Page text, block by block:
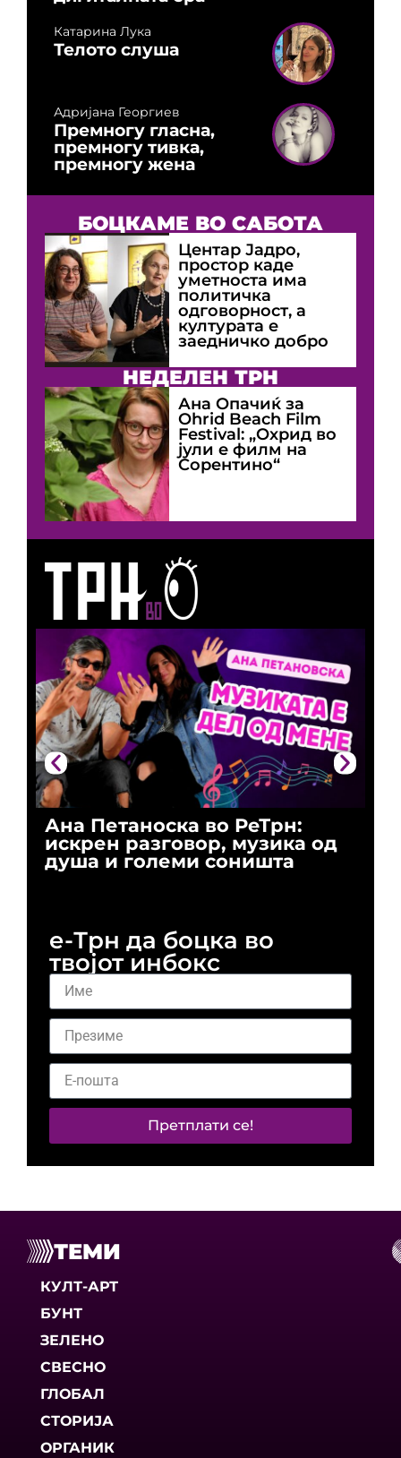
Ана Петаноска во РеТрн:
искрен разговор, музика од
душа и големи соништа
Катарина Лука
Телото слуша
Адријана Георгиев
Премногу гласна,
премногу тивка,
премногу жена
БОЦКАМЕ ВО САБОТА
Центар Јадро,
простор каде
уметноста има
политичка
одговорност, а
културата е
заедничко добро
НЕДЕЛЕН ТРН
Ана Опачиќ за
Оhrid Beach Film
Festival: „Охрид во
јули е филм на
Сорентино“
е-Трн да боцка во
твојот инбокс
Претплати се!
ТЕМИ
КУЛТ-АРТ
БУНТ
ЗЕЛЕНО
СВЕСНО
ГЛОБАЛ
СТОРИЈА
ОРГАНИК